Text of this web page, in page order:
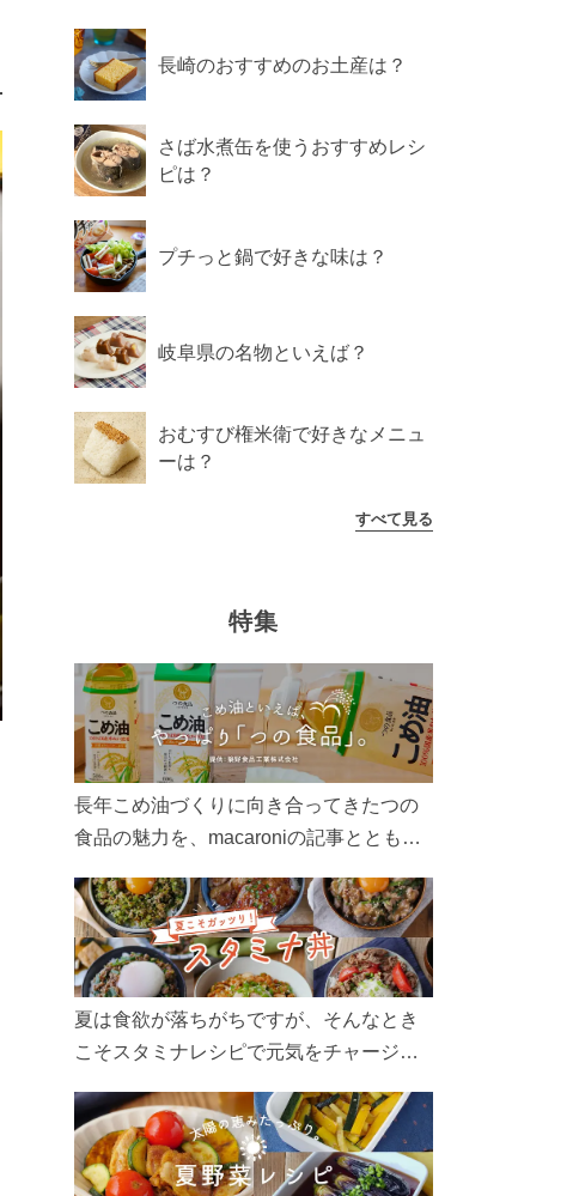
長崎のおすすめのお土産は？
さば水煮缶を使うおすすめレシ
ピは？
プチっと鍋で好きな味は？
岐阜県の名物といえば？
おむすび権米衛で好きなメニュ
ーは？
すべて見る
特集
長年こめ油づくりに向き合ってきたつの
食品の魅力を、macaroniの記事とともに
ん、製造現場や品質へのこだわりまで。
こめ油をもっと好きになるコンテンツを
ぜひお楽しみください。
夏は食欲が落ちがちですが、そんなとき
こそスタミナレシピで元気をチャージ！
リ食べて、夏バテを吹き飛ばしましょ
う！